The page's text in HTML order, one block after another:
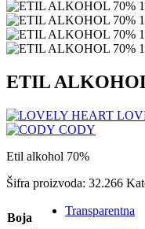
ETIL
CODY
Etil alkohol 70%
Šifra proizvoda: 32.266
Boja
Transparentna